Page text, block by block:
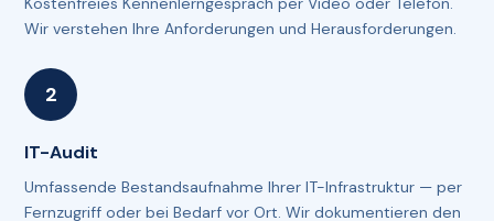
Wir verstehen Ihre Anforderungen und Herausforderungen.
IT-Audit
Umfassende Bestandsaufnahme Ihrer IT-Infrastruktur — per
Fernzugriff oder bei Bedarf vor Ort. Wir dokumentieren den